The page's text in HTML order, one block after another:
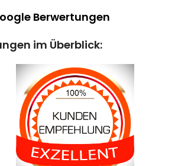
Berwertungen
im Überblick: